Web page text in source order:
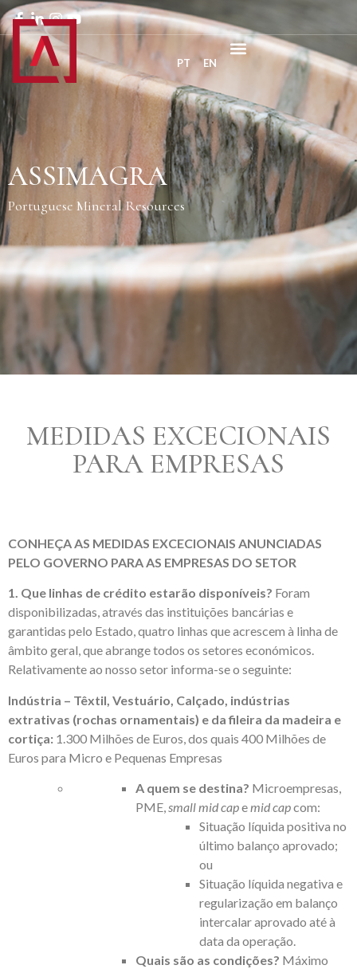
PT EN
ASSIMAGRA
Portuguese Mineral Resources
MEDIDAS EXCECIONAIS
PARA EMPRESAS
CONHEÇA AS MEDIDAS EXCECIONAIS ANUNCIADAS
PELO GOVERNO PARA AS EMPRESAS DO SETOR
1. Que linhas de crédito estarão disponíveis? Foram
disponibilizadas, através das instituições bancárias e
garantidas pelo Estado, quatro linhas que acrescem à linha de
âmbito geral, que abrange todos os setores económicos.
Relativamente ao nosso setor informa-se o seguinte:
Indústria – Têxtil, Vestuário, Calçado, indústrias
extrativas (rochas ornamentais) e da fileira da madeira e
cortiça: 1.300 Milhões de Euros, dos quais 400 Milhões de
Euros para Micro e Pequenas Empresas
A quem se destina? Microempresas,
PME,small mid capemid capcom:
Situação líquida positiva no
último balanço aprovado;
ou
Situação líquida negativa e
regularização em balanço
intercalar aprovado até à
data da operação.
Quais são as condições? Máximo